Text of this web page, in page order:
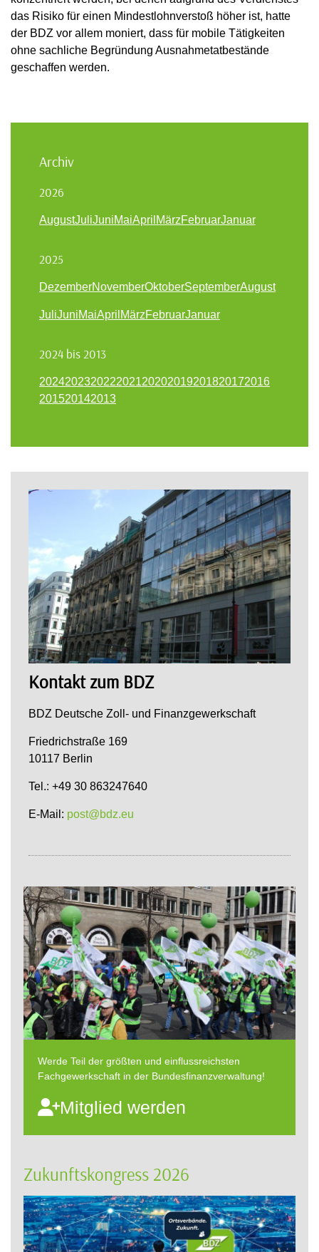
das Risiko für einen Mindestlohnverstoß höher ist, hatte
der BDZ vor allem moniert, dass für mobile Tätigkeiten
ohne sachliche Begründung Ausnahmetatbestände
geschaffen werden.
Archiv
2026
AugustJuliJuniMaiApril MärzFebruarJanuar
2025
DezemberNovemberOktoberSeptemberAugust
JuliJuniMaiApril MärzFebruarJanuar
2024 bis 2013
202420232022202120202019201820172016
201520142013
Kontakt zum BDZ
BDZ Deutsche Zoll- und Finanzgewerkschaft
Friedrichstraße 169
10117 Berlin
Tel.: +49 30 863247640
E-Mail: post@bdz.eu
Werde Teil der größten und einflussreichsten
Fachgewerkschaft in der Bundesfinanzverwaltung!
Mitglied werden
Zukunftskongress 2026